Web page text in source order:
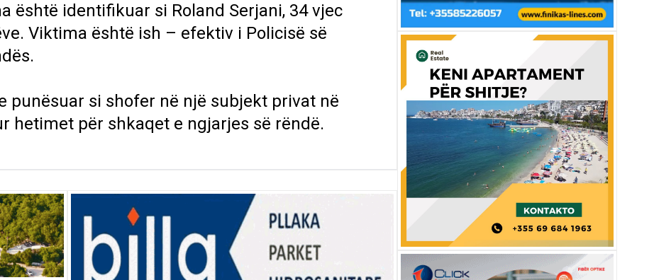
është identifikuar si Roland Serjani, 34 vjec
Viktima është ish – efektiv i Policisë së
punësuar si shofer në një subjekt privat në
hetimet për shkaqet e ngjarjes së rëndë.